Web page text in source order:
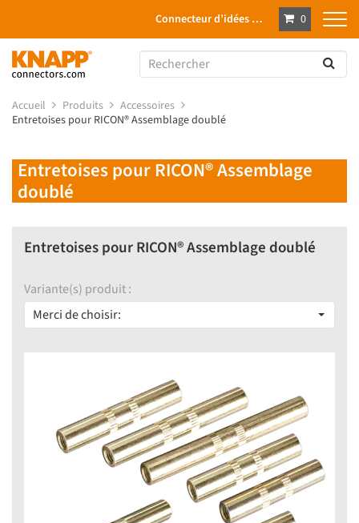
Connecteur d’idées … 0
Accueil Produits
Accessoires
Entretoises pour RICON® Assemblage doublé
Entretoises pour RICON® Assemblage
doublé
Entretoises pour RICON® Assemblage doublé
Variante(s) produit :
Merci de choisir: